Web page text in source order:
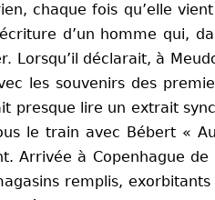
chaque fois qu’elle
d’un homme qui,
Lorsqu’il déclarait, à
les souvenirs des
presque lire un extrait
le train avec Bébert «
Arrivée à Copenhague
remplis,